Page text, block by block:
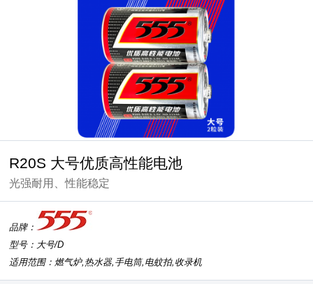
R20S 大号优质高性能电池
光强耐用、性能稳定
品牌：
型号：大号/D
适用范围：燃气炉,热水器,手电筒,电蚊拍,收录机